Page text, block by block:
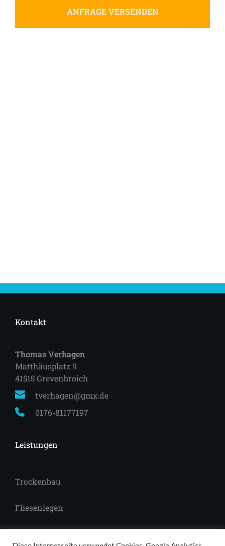
ANFRAGE VERSENDEN
Kontakt
Thomas Verhagen
Matthäusplatz 9
41515 Grevenbroich
tverhagen@gmx.de
0176-81177197
Leistungen
Trockenbau
Fliesenlegen